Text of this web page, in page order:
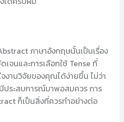
ภาษาอังกฤษนั้นเป็นเรื่อง
นและการเลือกใช้ Tense ที่
จงานวิจัยของคุณได้ง่ายขึ้น ไม่ว่า
ระสบการณ์มาพอสมควร การ
ก็เป็นสิ่งที่ควรทำอย่างต่อ